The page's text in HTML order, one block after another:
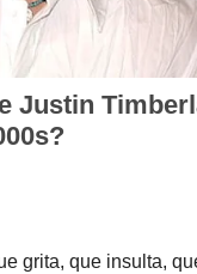
grita, que insulta,